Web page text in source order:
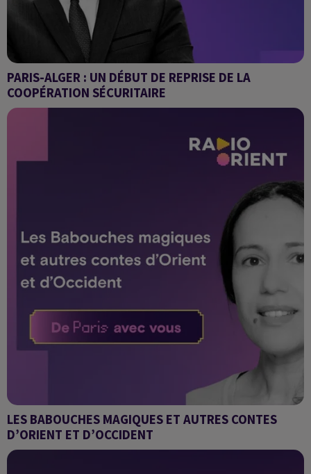
PARIS-ALGER : UN DÉBUT DE REPRISE DE LA
COOPÉRATION SÉCURITAIRE
GRAND ANGLE
LES BABOUCHES MAGIQUES ET AUTRES CONTES
D’ORIENT ET D’OCCIDENT
Cultures croisées